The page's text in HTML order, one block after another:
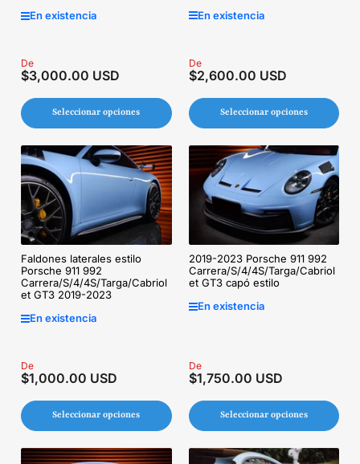
En existencia
Precio
regular
De
$3,000.00 USD
Seleccionar opciones
En existencia
Precio
regular
De
$2,600.00 USD
Seleccionar opciones
Faldones laterales estilo
Porsche 911 992
Carrera/S/4/4S/Targa/Cabriol
et GT3 2019-2023
En existencia
Precio
regular
De
$1,000.00 USD
Seleccionar opciones
2019-2023 Porsche 911 992
Carrera/S/4/4S/Targa/Cabriol
et GT3 capó estilo
En existencia
Precio
regular
De
$1,750.00 USD
Seleccionar opciones